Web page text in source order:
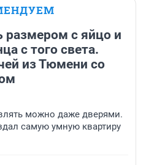
размером с яйцо и
с того света.
из Тюмени со
можно даже дверями.
самую умную квартиру